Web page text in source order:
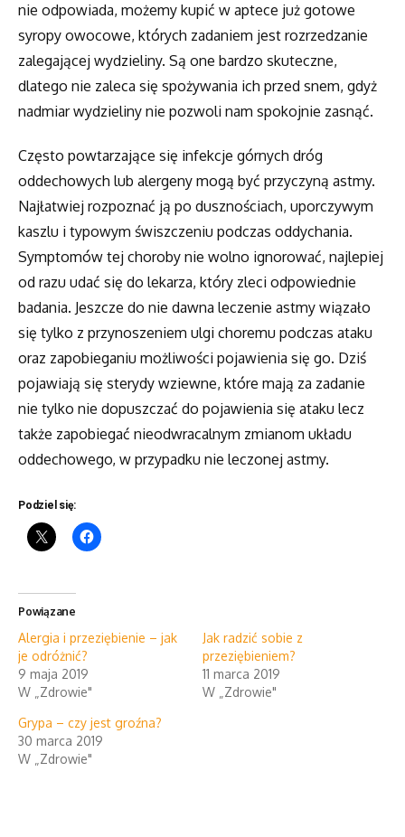
nie odpowiada, możemy kupić w aptece już gotowe
syropy owocowe, których zadaniem jest rozrzedzanie
zalegającej wydzieliny. Są one bardzo skuteczne,
dlatego nie zaleca się spożywania ich przed snem, gdyż
nadmiar wydzieliny nie pozwoli nam spokojnie zasnąć.
Często powtarzające się infekcje górnych dróg
oddechowych lub alergeny mogą być przyczyną astmy.
Najłatwiej rozpoznać ją po dusznościach, uporczywym
kaszlu i typowym świszczeniu podczas oddychania.
Symptomów tej choroby nie wolno ignorować, najlepiej
od razu udać się do lekarza, który zleci odpowiednie
badania. Jeszcze do nie dawna leczenie astmy wiązało
się tylko z przynoszeniem ulgi choremu podczas ataku
oraz zapobieganiu możliwości pojawienia się go. Dziś
pojawiają się sterydy wziewne, które mają za zadanie
nie tylko nie dopuszczać do pojawienia się ataku lecz
także zapobiegać nieodwracalnym zmianom układu
oddechowego, w przypadku nie leczonej astmy.
Podziel się:
Powiązane
Alergia i przeziębienie – jak
je odróżnić?
9 maja 2019
W „Zdrowie"
Jak radzić sobie z
przeziębieniem?
11 marca 2019
W „Zdrowie"
Grypa – czy jest groźna?
30 marca 2019
W „Zdrowie"